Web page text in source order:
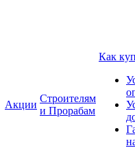
Акции
Строителям
и Прорабам
Как